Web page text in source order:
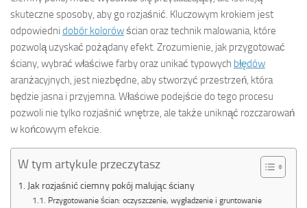
skuteczne sposoby, aby go rozjaśnić. Kluczowym krokiem jest
odpowiedni dobór kolorówścian oraz technik malowania, które
pozwolą uzyskać pożądany efekt. Zrozumienie, jak przygotować
ściany, wybrać właściwe farby oraz unikać typowych błędów
aranżacyjnych, jest niezbędne, aby stworzyć przestrzeń, która
będzie jasna i przyjemna. Właściwe podejście do tego procesu
pozwoli nie tylko rozjaśnić wnętrze, ale także uniknąć rozczarowań
w końcowym efekcie.
W tym artykule przeczytasz
Jak rozjaśnić ciemny pokój malując ściany
Przygotowanie ścian: oczyszczenie, wygładzenie i gruntowanie